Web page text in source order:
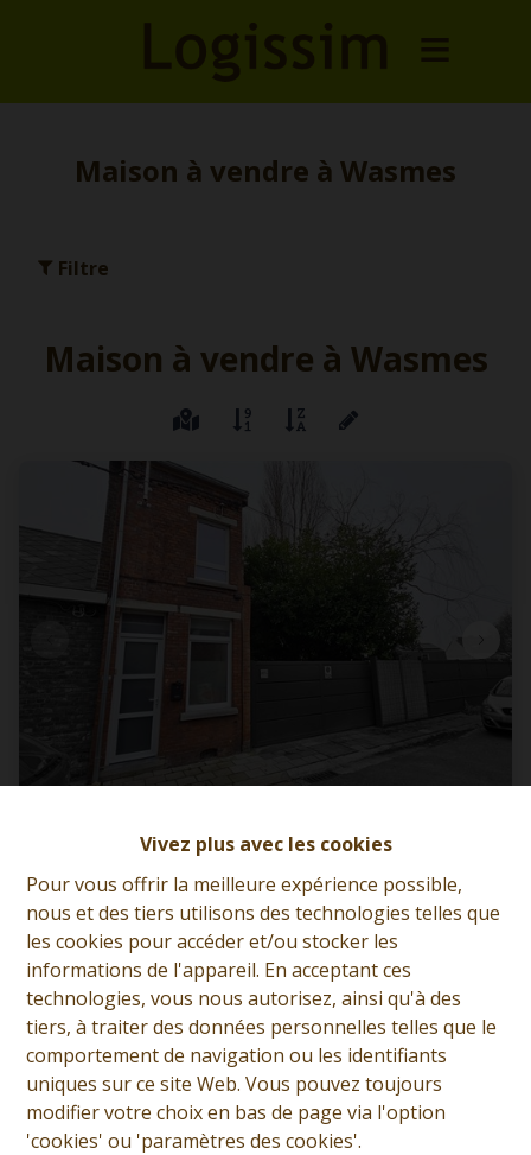
Vivez plus avec les cookies
Pour vous offrir la meilleure expérience possible,
nous et des tiers utilisons des technologies telles que
les cookies pour accéder et/ou stocker les
informations de l'appareil. En acceptant ces
technologies, vous nous autorisez, ainsi qu'à des
tiers, à traiter des données personnelles telles que le
comportement de navigation ou les identifiants
uniques sur ce site Web. Vous pouvez toujours
modifier votre choix en bas de page via l'option
'cookies' ou 'paramètres des cookies'.
Maison à vendre à Wasmes
Filtre
Maison à vendre à Wasmes
7340 Wasmes |Ref: 12036
€ 140.000